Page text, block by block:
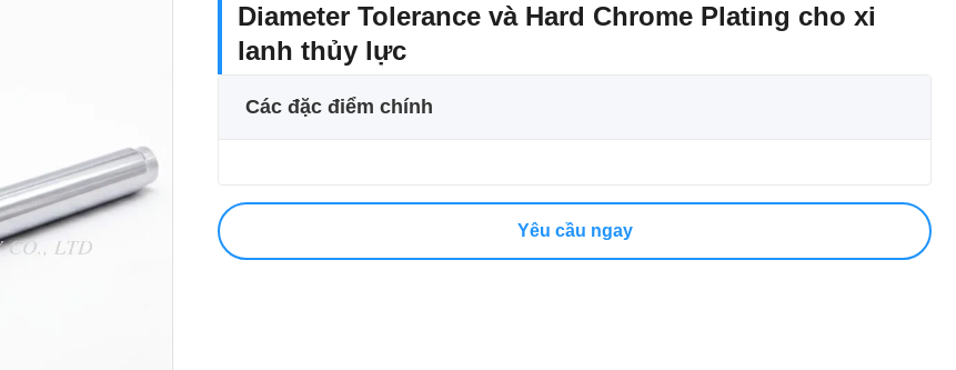
Diameter Tolerance và Hard Chrome Plating cho xi
lanh thủy lực
Các đặc điểm chính
Yêu cầu ngay